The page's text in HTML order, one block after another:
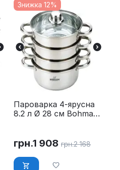
Знижка 12%
Пароварка 4-ярусна
8.2 л Ø 28 см Bohmann
грн.1 908 грн.2 168